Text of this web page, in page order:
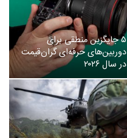
۵ جایگزین منطقی برای
دوربین‌های حرفه‌ای گران‌قیمت
در سال ۲۰۲۶